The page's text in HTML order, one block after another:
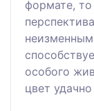
формате, то
особого
цвет